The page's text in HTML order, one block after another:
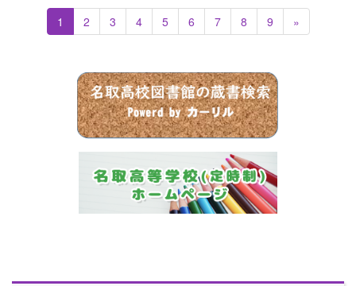
1 2 3 4 5 6 7 8 9 »